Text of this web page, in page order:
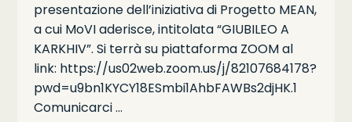
presentazione dell’iniziativa di Progetto MEAN,
a cui MoVI aderisce, intitolata “GIUBILEO A
KARKHIV”. Si terrà su piattaforma ZOOM al
link: https://us02web.zoom.us/j/82107684178?
pwd=u9bn1KYCY18ESmbi1AhbFAWBs2djHK.1
Comunicarci …